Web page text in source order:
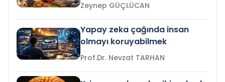
Zeynep GÜÇLÜCAN
Yapay zeka çağında insan
olmayı koruyabilmek
Prof.Dr. Nevzat TARHAN